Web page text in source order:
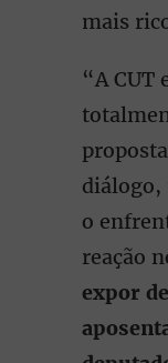
mais
“A CUT
diálogo,
o
reação
expor